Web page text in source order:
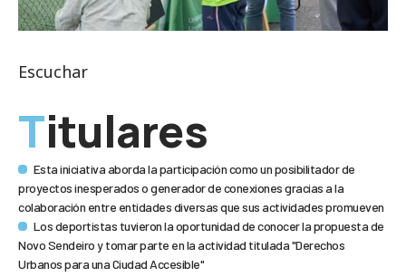
Escuchar
Titulares
Esta iniciativa aborda la participación como un posibilitador de
proyectos inesperados o generador de conexiones gracias a la
colaboración entre entidades diversas que sus actividades promueven
Los deportistas tuvieron la oportunidad de conocer la propuesta de
Novo Sendeiro y tomar parte en la actividad titulada "Derechos
Urbanos para una Ciudad Accesible"